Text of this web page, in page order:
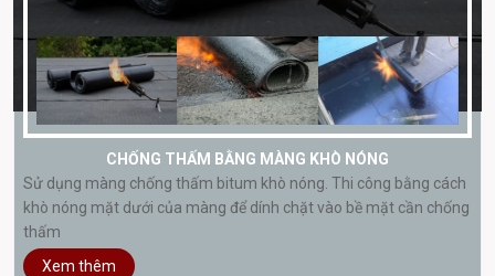
CHỐNG THẤM BẰNG MÀNG KHÒ NÓNG
Sử dụng màng chống thấm bitum khò nóng. Thi công bằng cách
khò nóng mặt dưới của màng để dính chặt vào bề mặt cần chống
thấm
Xem thêm